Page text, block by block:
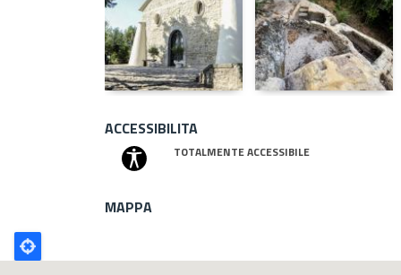
ACCESSIBILITA
TOTALMENTE ACCESSIBILE
MAPPA
Poligono
GEO